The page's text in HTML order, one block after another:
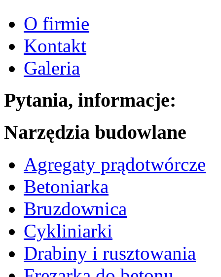
O firmie
Kontakt
Galeria
Pytania, informacje:
Narzędzia budowlane
Agregaty prądotwórcze
Betoniarka
Bruzdownica
Cykliniarki
Drabiny i rusztowania